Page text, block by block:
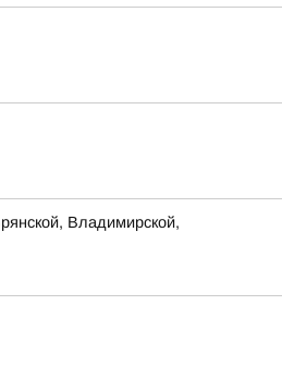
Владимирской,